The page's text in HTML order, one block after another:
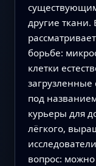
другие ткани.
борьбе:
клетки
под
курьеры для
лёгкого,
вопрос: